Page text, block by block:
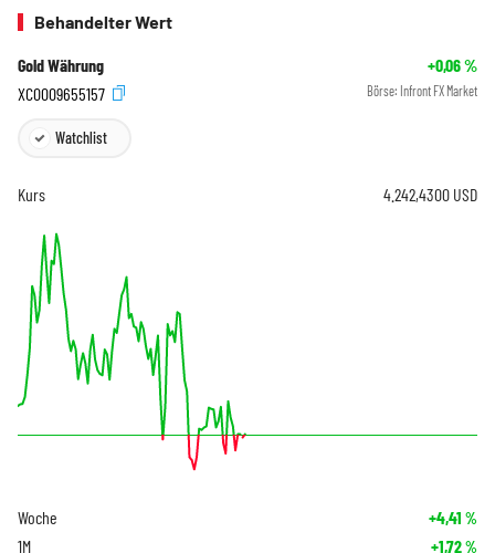
Behandelter Wert
Gold Währung +0,06%
XC0009655157
Börse: Infront FX Market
Watchlist
Kurs 4.242,4300 USD
Woche +4,41 %
1M +1,72%